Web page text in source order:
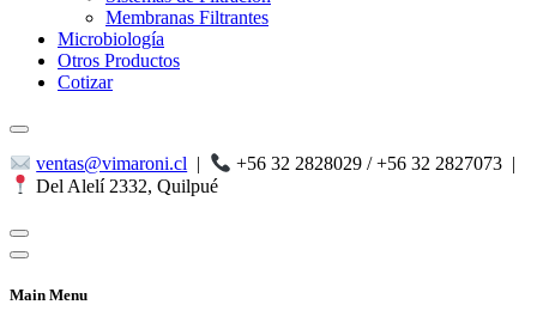
Membranas Filtrantes
Microbiología
Otros Productos
Cotizar
ventas@vimaroni.cl | +56 32 2828029 / +56 32 2827073 |
Del Alelí 2332, Quilpué
Main Menu